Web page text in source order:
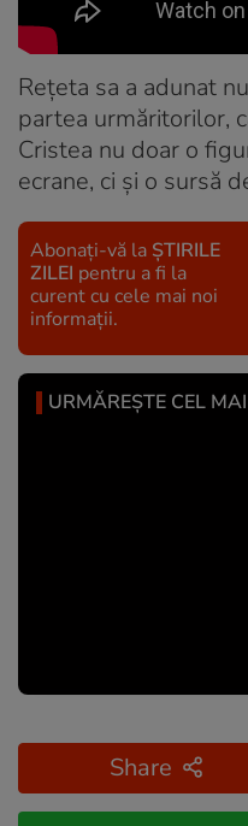
Rețeta sa a adunat
partea urmăritorilor,
Cristea nu doar o
ecrane, ci și o sursă
Abonați-vă la ȘTIRILE
ZILEI pentru a fi la
curent cu cele mai noi
informații.
URMĂREȘTE CEL
Share